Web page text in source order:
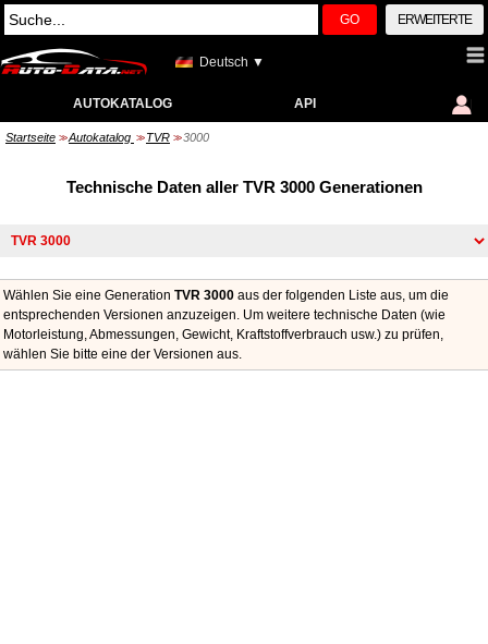
GO ERWEITERTE
Deutsch ▼
AUTOKATALOG API
Startseite >> Autokatalog >> TVR >> 3000
Technische Daten aller TVR 3000 Generationen
Wählen Sie eine Generation TVR 3000 aus der folgenden Liste aus, um die
entsprechenden Versionen anzuzeigen. Um weitere technische Daten (wie
Motorleistung, Abmessungen, Gewicht, Kraftstoffverbrauch usw.) zu prüfen,
wählen Sie bitte eine der Versionen aus.